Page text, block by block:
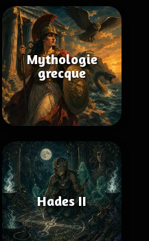
Mythologie
grecque
Hades II